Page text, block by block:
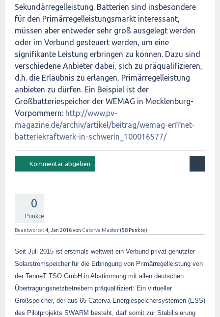
Sekundärregelleistung. Batterien sind insbesondere
für den Primärregelleistungsmarkt interessant,
müssen aber entweder sehr groß ausgelegt werden
oder im Verbund gesteuert werden, um eine
signifikante Leistung erbringen zu können. Dazu sind
verschiedene Anbieter dabei, sich zu präqualifizieren,
d.h. die Erlaubnis zu erlangen, Primärregelleistung
anbieten zu dürfen. Ein Beispiel ist der
Großbatteriespeicher der WEMAG in Mecklenburg-
Vorpommern: http://www.pv-
magazine.de/archiv/artikel/beitrag/wemag-erffnet-
batteriekraftwerk-in-schwerin_100016577/
0
Punkte
Beantwortet4, Jan 2016von Caterva Master (58 Punkte)
Seit Juli 2015 ist erstmals weltweit ein Verbund privat genutzter
Solarstromspeicher für die Erbringung von Primärregelleistung von
der TenneT TSO GmbH in Abstimmung mit allen deutschen
Übertragungsnetzbetreibern präqualifiziert: Ein virtueller
Großspeicher, der aus 65 Caterva-Energiespeichersystemen (ESS)
des Pilotprojekts SWARM besteht, darf somit zur Stabilisierung